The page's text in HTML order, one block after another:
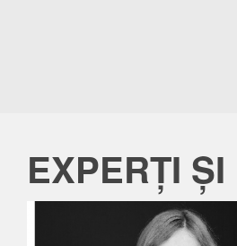
EXPERȚI